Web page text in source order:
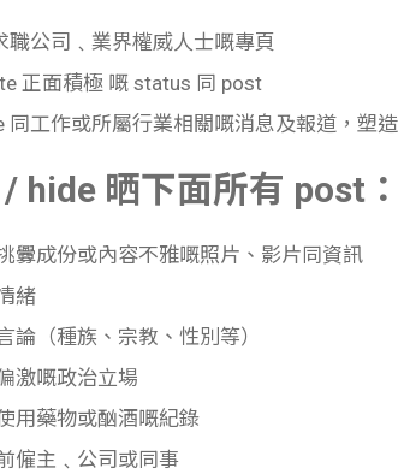
職公司﹑ 業界權威人士嘅專頁
正面積極 嘅 status 同 post
同工作或所屬行業相關嘅消息及報道，塑
hide 晒下面所有 post：
釁成份或內容不雅嘅照片、影片同資訊
緒
論（種族、宗教、性別等）
激嘅政治立場
用藥物或酗酒嘅紀錄
僱主﹑公司或同事